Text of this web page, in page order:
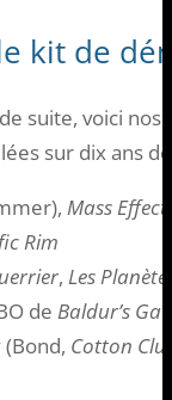
kit de
suite, voici nos
sur dix ans
Mass Effect
Rim
, Les
de Baldur’s
(Bond, Cotton